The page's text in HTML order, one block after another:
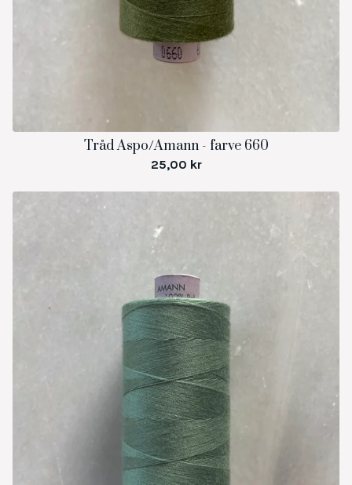
Tråd Aspo/Amann - farve 660
25,00 kr